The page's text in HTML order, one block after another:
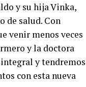
y su hija Vinka,
de salud. Con
venir menos veces
y la doctora
y tendremos
con esta nueva